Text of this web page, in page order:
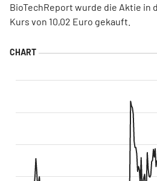
BioTechReport wurde die Aktie in
Kurs von 10,02 Euro gekauft.